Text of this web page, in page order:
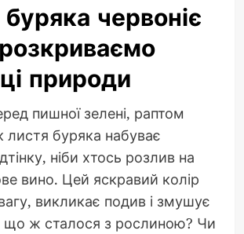
червоніє
природи
пишної зелені, раптом
листя буряка набуває
ніби хтось розлив на
вино. Цей яскравий колір
викликає подив і змушує
що ж сталося з рослиною? Чи